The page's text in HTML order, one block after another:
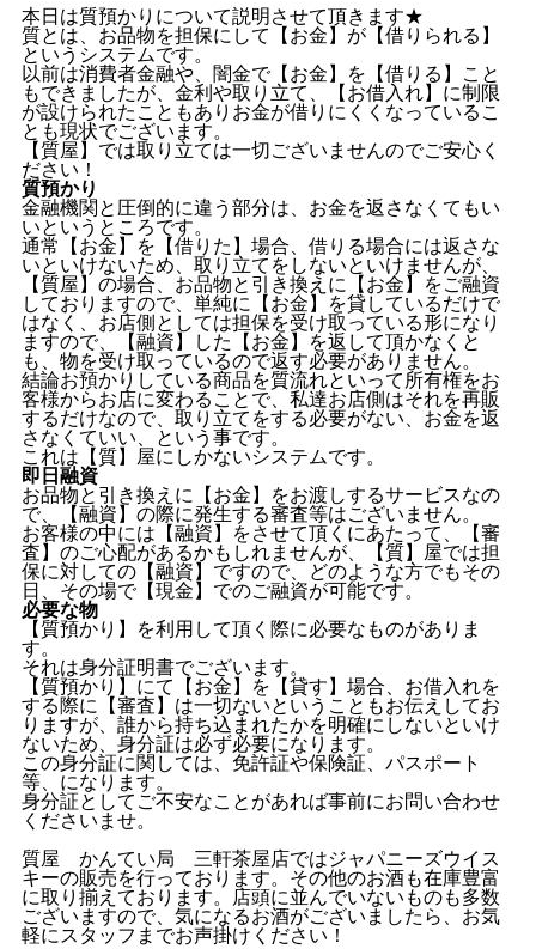
本日は質預かりについて説明させて頂きます★
質とは、お品物を担保にして【お金】が【借りられる】
というシステムです。
以前は消費者金融や、闇金で【お金】を【借りる】こと
もできましたが、金利や取り立て、【お借入れ】に制限
が設けられたこともありお金が借りにくくなっているこ
とも現状でございます。
【質屋】では取り立ては一切ございませんのでご安心く
ださい！
質預かり
金融機関と圧倒的に違う部分は、お金を返さなくてもい
いというところです。
通常【お金】を【借りた】場合、借りる場合には返さな
いといけないため、取り立てをしないといけませんが、
【質屋】の場合、お品物と引き換えに【お金】をご融資
しておりますので、単純に【お金】を貸しているだけで
はなく、お店側としては担保を受け取っている形になり
ますので、【融資】した【お金】を返して頂かなくと
も、物を受け取っているので返す必要がありません。
結論お預かりしている商品を質流れといって所有権をお
客様からお店に変わることで、私達お店側はそれを再販
するだけなので、取り立てをする必要がない、お金を返
さなくていい、という事です。
これは【質】屋にしかないシステムです。
即日融資
お品物と引き換えに【お金】をお渡しするサービスなの
で、【融資】の際に発生する審査等はございません。
お客様の中には【融資】をさせて頂くにあたって、【審
査】のご心配があるかもしれませんが、【質】屋では担
保に対しての【融資】ですので、どのような方でもその
日、その場で【現金】でのご融資が可能です。
必要な物
【質預かり】を利用して頂く際に必要なものがありま
す。
それは身分証明書でございます。
【質預かり】にて【お金】を【貸す】場合、お借入れを
する際に【審査】は一切ないということもお伝えしてお
りますが、誰から持ち込まれたかを明確にしないといけ
ないため、身分証は必ず必要になります。
この身分証に関しては、免許証や保険証、パスポート
等、になります。
身分証としてご不安なことがあれば事前にお問い合わせ
くださいませ。
質屋 かんてい局 三軒茶屋店ではジャパニーズウイス
キーの販売を行っております。その他のお酒も在庫豊富
に取り揃えております。店頭に並んでいないものも多数
ございますので、気になるお酒がございましたら、お気
軽にスタッフまでお声掛けください！